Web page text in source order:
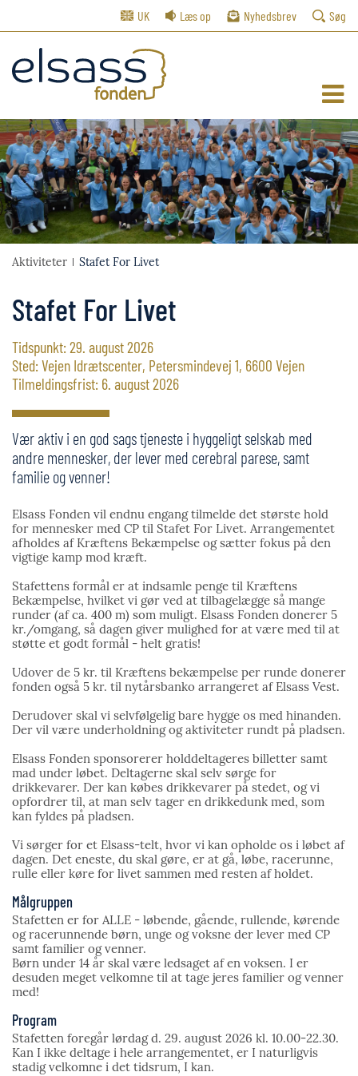
UK Læs op Nyhedsbrev Søg
Aktiviteter Stafet For Livet
Stafet For Livet
Tidspunkt: 29. august 2026
Sted: Vejen Idrætscenter, Petersmindevej 1, 6600 Vejen
Tilmeldingsfrist: 6. august 2026
Vær aktiv i en god sags tjeneste i hyggeligt selskab med
andre mennesker, der lever med cerebral parese, samt
familie og venner!
Elsass Fonden vil endnu engang tilmelde det største hold
for mennesker med CP til Stafet For Livet. Arrangementet
afholdes af Kræftens Bekæmpelse og sætter fokus på den
vigtige kamp mod kræft.
Stafettens formål er at indsamle penge til Kræftens
Bekæmpelse, hvilket vi gør ved at tilbagelægge så mange
runder (af ca. 400 m) som muligt. Elsass Fonden donerer 5
kr./omgang, så dagen giver mulighed for at være med til at
støtte et godt formål - helt gratis!
Udover de 5 kr. til Kræftens bekæmpelse per runde donerer
fonden også 5 kr. til nytårsbanko arrangeret af Elsass Vest.
Derudover skal vi selvfølgelig bare hygge os med hinanden.
Der vil være underholdning og aktiviteter rundt på pladsen.
Elsass Fonden sponsorerer holddeltageres billetter samt
mad under løbet. Deltagerne skal selv sørge for
drikkevarer. Der kan købes drikkevarer på stedet, og vi
opfordrer til, at man selv tager en drikkedunk med, som
kan fyldes på pladsen.
Vi sørger for et Elsass-telt, hvor vi kan opholde os i løbet af
dagen. Det eneste, du skal gøre, er at gå, løbe, racerunne,
rulle eller køre for livet sammen med resten af holdet.
Målgruppen
Stafetten er for ALLE - løbende, gående, rullende, kørende
og racerunnende børn, unge og voksne der lever med CP
samt familier og venner.
Børn under 14 år skal være ledsaget af en voksen. I er
desuden meget velkomne til at tage jeres familier og venner
med!
Program
Stafetten foregår lørdag d. 29. august 2026 kl. 10.00-22.30.
Kan I ikke deltage i hele arrangementet, er I naturligvis
stadig velkomne i det tidsrum, I kan.